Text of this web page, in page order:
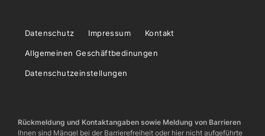
Datenschutz Impressum Kontakt
Allgemeinen Geschäftbedinungen
Datenschutzeinstellungen
Rückmeldung und Kontaktangaben sowie Meldung von Barrieren
Ihnen sind Mängel bei der Barrierefreiheit oder hier nicht aufgeführte